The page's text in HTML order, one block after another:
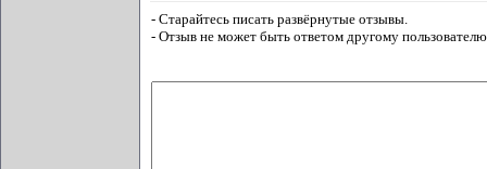
- Старайтесь писать развёрнутые отзывы.
- Отзыв не может быть ответом другому